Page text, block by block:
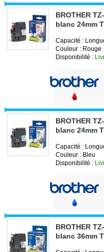
BROTHER
blanc 24mm
Capacité :
Couleur : Rouge
Disponibilité :
BROTHER
blanc 24mm
Capacité :
Couleur : Bleu
Disponibilité :
BROTHER
blanc 36mm